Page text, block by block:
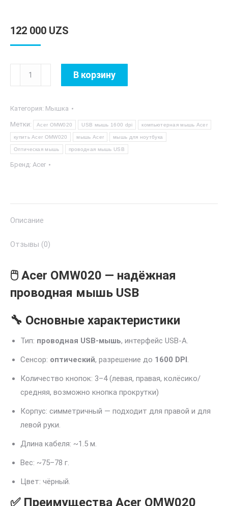
122 000 UZS
Количество
товара
OMW020
В корзину
Категория: Мышка
Метки: Acer OMW020 USB мышь 1600 dpi компьютерная мышь Acer
купить Acer OMW020 мышь Acer мышь для ноутбука
Оптическая мышь проводная мышь USB
Бренд: Acer
Описание
Отзывы (0)
🖱️ Acer OMW020 — надёжная
проводная мышь USB
🔧 Основные характеристики
Тип: проводная USB-мышь, интерфейс USB-A.
Сенсор: оптический, разрешение до 1600 DPI.
Количество кнопок: 3–4 (левая, правая, колёсико/
средняя, возможно кнопка прокрутки)
Корпус: симметричный — подходит для правой и для
левой руки.
Длина кабеля: ~1.5 м.
Вес: ~75–78 г.
Цвет: чёрный.
✅ Преимущества Acer OMW020